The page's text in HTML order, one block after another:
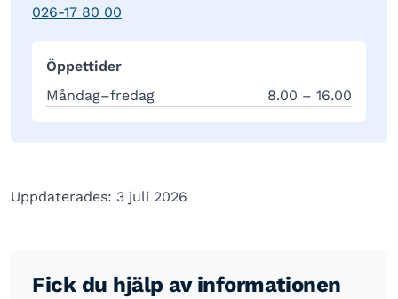
026-17 80 00
Öppettider
Måndag–fredag
8.00 – 16.00
Uppdaterades: 3 juli 2026
Fick du hjälp av informationen